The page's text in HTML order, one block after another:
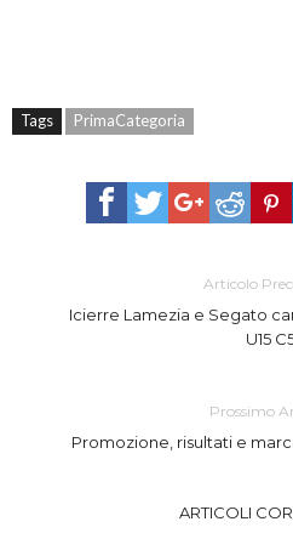
Tags PrimaCategoria
Articolo
Icierre Lamezia e Segato
U15
Prossimo
Promozione, risultati e
ARTICOLI